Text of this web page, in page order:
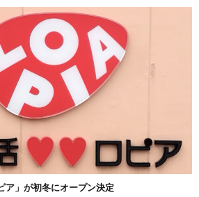
ア」が初冬にオープン決定